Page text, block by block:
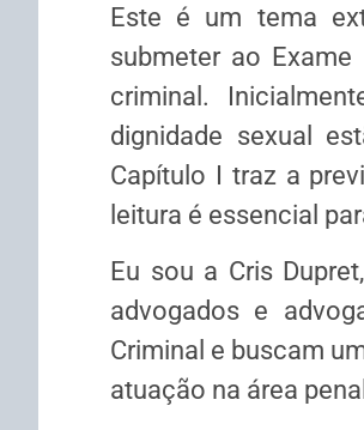
Este é um tema
submeter ao
criminal.
dignidade sexual
Capítulo I traz a
leitura é essencial
Eu sou a Cris
advogados e
Criminal e buscam
atuação na área